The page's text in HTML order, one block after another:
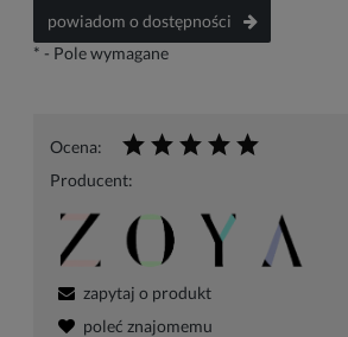
powiadom o dostępności
* - Pole wymagane
Ocena:
Producent:
zapytaj o produkt
poleć znajomemu